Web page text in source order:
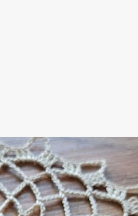
CROCHET